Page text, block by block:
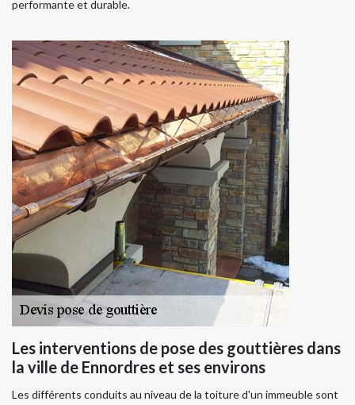
performante et durable.
Les interventions de pose des gouttières dans
la ville de Ennordres et ses environs
Les différents conduits au niveau de la toiture d'un immeuble sont